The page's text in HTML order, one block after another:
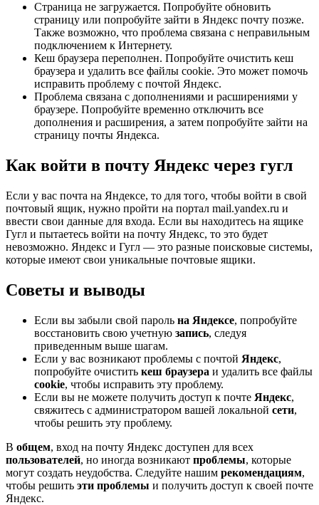
Страница не загружается. Попробуйте обновить
страницу или попробуйте зайти в Яндекс почту позже.
Также возможно, что проблема связана с неправильным
подключением к Интернету.
Кеш браузера переполнен. Попробуйте очистить кеш
браузера и удалить все файлы cookie. Это может помочь
исправить проблему с почтой Яндекс.
Проблема связана с дополнениями и расширениями у
браузере. Попробуйте временно отключить все
дополнения и расширения, а затем попробуйте зайти на
страницу почты Яндекса.
Как войти в почту Яндекс через гугл
Если у вас почта на Яндексе, то для того, чтобы войти в свой
почтовый ящик, нужно пройти на портал mail.yandex.ru и
ввести свои данные для входа. Если вы находитесь на ящике
Гугл и пытаетесь войти на почту Яндекс, то это будет
невозможно. Яндекс и Гугл — это разные поисковые системы,
которые имеют свои уникальные почтовые ящики.
Советы и выводы
Если вы забыли свой пароль на Яндексе, попробуйте
восстановить свою учетную запись, следуя
приведенным выше шагам.
Если у вас возникают проблемы с почтой Яндекс,
попробуйте очистить кеш браузера и удалить все файлы
cookie, чтобы исправить эту проблему.
Если вы не можете получить доступ к почте Яндекс,
свяжитесь с администратором вашей локальной сети,
чтобы решить эту проблему.
В общем, вход на почту Яндекс доступен для всех
пользователей, но иногда возникают проблемы, которые
могут создать неудобства. Следуйте нашим рекомендациям,
чтобы решить эти проблемы и получить доступ к своей почте
Яндекс.